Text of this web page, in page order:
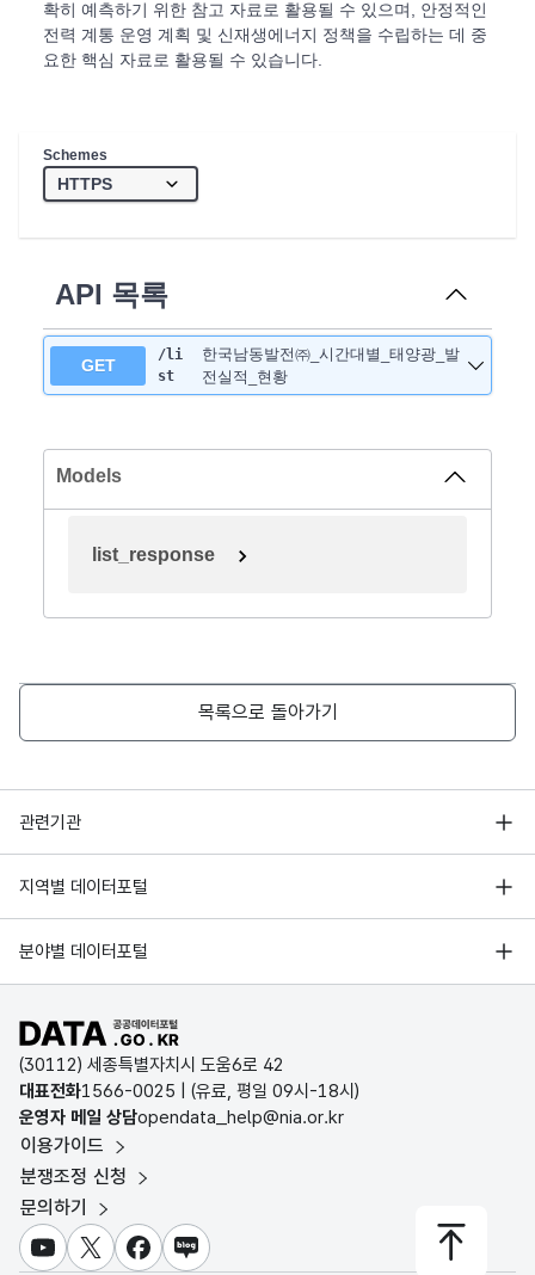
확히 예측하기 위한 참고 자료로 활용될 수 있으며, 안정적인
전력 계통 운영 계획 및 신재생에너지 정책을 수립하는 데 중
요한 핵심 자료로 활용될 수 있습니다.
Schemes
API 목록
GET
/li
st
한국남동발전㈜_시간대별_태양광_발
전실적_현황
Models
list_response
목록으로 돌아가기
관련기관
행정안전부
한국지능정보사회진흥원
국가정보자원관리원
지역별 데이터포털
서울 열린데이터광장
경기데이터드림
D-데이터허브
인천데이터포털
울산광역시 데이터포털
전남광주통합특별시 빅데이터 플랫폼
대전광역시 데이터포털
세종특별자치시 데이터포털
분야별 데이터포털
기상자료개방포털
국토교통부 공간정보오픈플랫폼
환경부 환경데이터포털
문화데이터광장
농림축산식품 공공데이터포털
보건의료빅데이터개방시스템
식품의약품안전처 데이터포털
교육통계서비스
공공데이터포털 바로가기
(30112) 세종특별자치시 도움6로 42
대표전화1566-0025 | (유료, 평일 09시-18시)
운영자 메일 상담opendata_help@nia.or.kr
이용가이드
분쟁조정 신청
문의하기
유튜브X 페이스북
블로그